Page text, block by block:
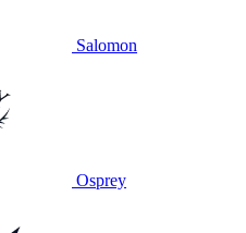
Salomon
Osprey